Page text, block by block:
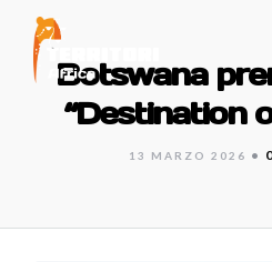
Botswana
“Destination
13 MARZO 2026 •